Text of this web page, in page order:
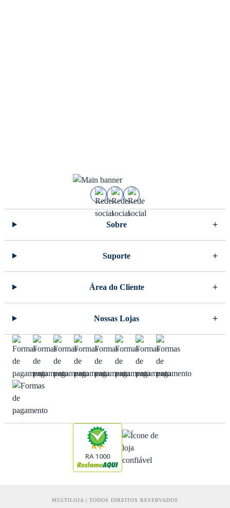
Sobre
Suporte
Área do Cliente
Nossas Lojas
RA 1000
MULTILOJA | TODOS DIREITOS RESERVADOS